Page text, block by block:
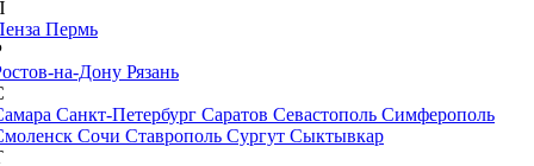
Пермь
на-Дону Рязань
Санкт-Петербург Саратов Севастополь Симферополь
Сочи Ставрополь Сургут Сыктывкар